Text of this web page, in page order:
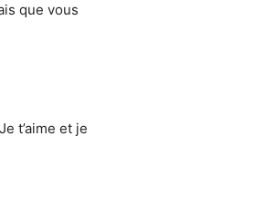
que vous
t’aime et je